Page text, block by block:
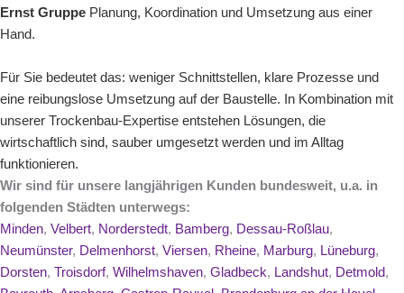
Ernst Gruppe Planung, Koordination und Umsetzung aus einer
Hand.
Für Sie bedeutet das: weniger Schnittstellen, klare Prozesse und
eine reibungslose Umsetzung auf der Baustelle. In Kombination mit
unserer Trockenbau-Expertise entstehen Lösungen, die
wirtschaftlich sind, sauber umgesetzt werden und im Alltag
funktionieren.
Wir sind für unsere langjährigen Kunden bundesweit, u.a. in
folgenden Städten unterwegs:
Minden, Velbert, Norderstedt, Bamberg, Dessau-Roßlau,
Neumünster, Delmenhorst, Viersen, Rheine, Marburg, Lüneburg,
Dorsten, Troisdorf, Wilhelmshaven, Gladbeck, Landshut, Detmold,